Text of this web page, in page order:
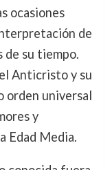
ocasiones
de
su tiempo.
Anticristo y su
orden universal
y
Edad Media.